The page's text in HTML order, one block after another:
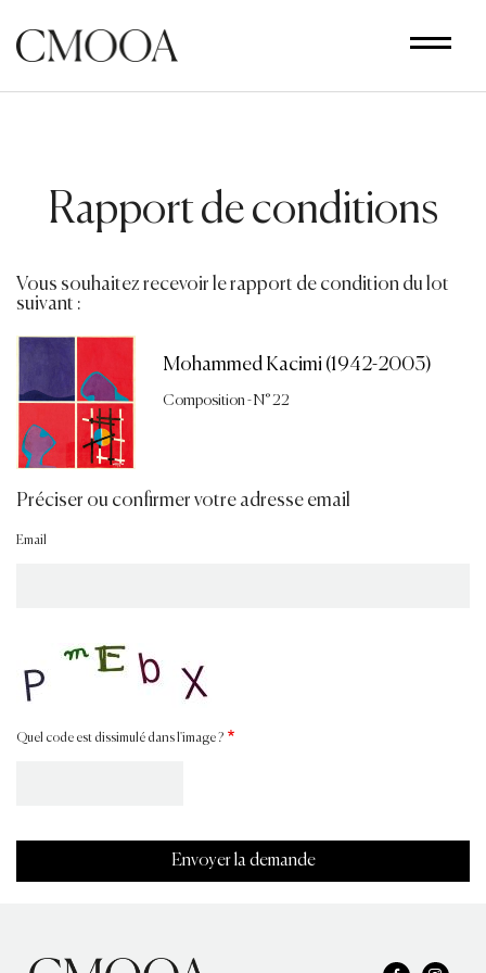
contenu
principal
Rapport de conditions
Vous souhaitez recevoir le rapport de condition du lot
suivant :
Mohammed Kacimi (1942-2003)
Composition - N° 22
Préciser ou confirmer votre adresse email
Email
Quel code est dissimulé dans l'image ?